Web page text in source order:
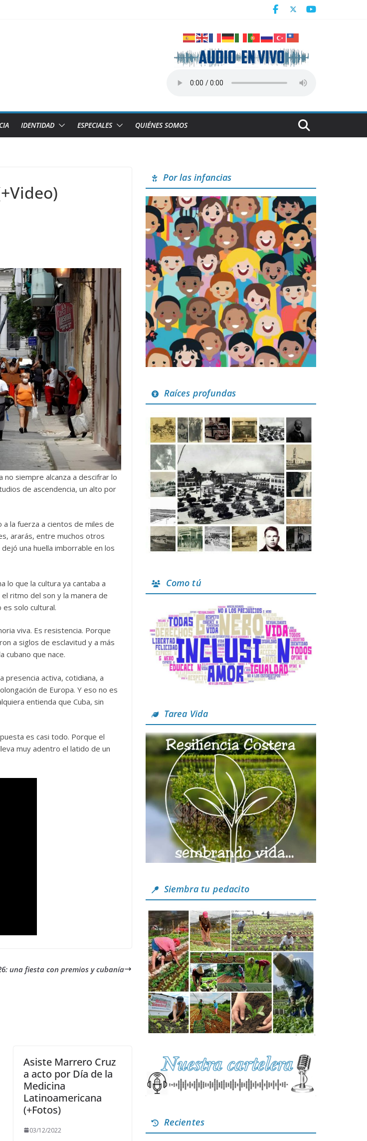
fallecidos y el lesionado en el derrumbe de la ESBEC 1, en Remedios
declarados Patrimonio Mundial por la UNESCO
IDENTIDAD ESPECIALES QUIÉNES SOMOS
no siempre alcanza a descifrar lo
de ascendencia, un alto por
la fuerza a cientos de miles de
ararás, entre muchos otros
una huella imborrable en los
lo que la cultura ya cantaba a
ritmo del son y la manera de
es solo cultural.
viva. Es resistencia. Porque
a siglos de esclavitud y a más
cubano que nace.
presencia activa, cotidiana, a
de Europa. Y eso no es
entienda que Cuba, sin
es casi todo. Porque el
muy adentro el latido de un
una fiesta con premios y cubanía
Asiste Marrero Cruz
a acto por Día de la
Medicina
Latinoamericana
(+Fotos)
03/12/2022
Por las infancias
Raíces profundas
Como tú
Tarea Vida
Siembra tu pedacito
Recientes